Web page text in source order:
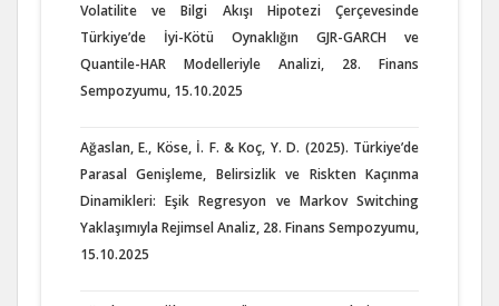
Volatilite ve Bilgi Akışı Hipotezi Çerçevesinde
Türkiye’de İyi-Kötü Oynaklığın GJR-GARCH ve
Quantile-HAR Modelleriyle Analizi, 28. Finans
Sempozyumu, 15.10.2025
Ağaslan, E., Köse, İ. F. & Koç, Y. D. (2025). Türkiye’de
Parasal Genişleme, Belirsizlik ve Riskten Kaçınma
Dinamikleri: Eşik Regresyon ve Markov Switching
Yaklaşımıyla Rejimsel Analiz, 28. Finans Sempozyumu,
15.10.2025